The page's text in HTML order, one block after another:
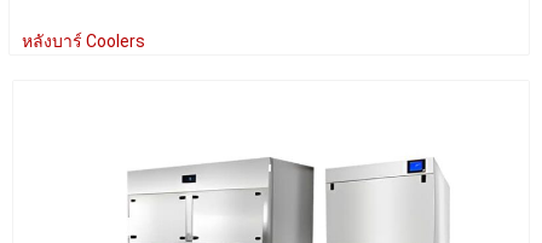
หลังบาร์ Coolers